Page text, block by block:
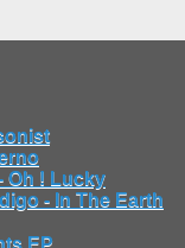
Oh ! Lucky
- In The Earth
EP